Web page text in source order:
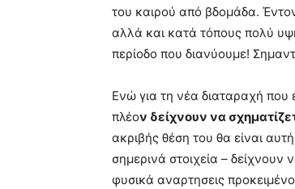
του καιρού από βδομάδα.
αλλά και κατά τόπους πολύ
περίοδο που διανύουμε!
Ενώ για τη νέα διαταραχή
πλέον δείχνουν να
ακριβής θέση του θα είναι
σημερινά στοιχεία –
φυσικά αναρτησεις